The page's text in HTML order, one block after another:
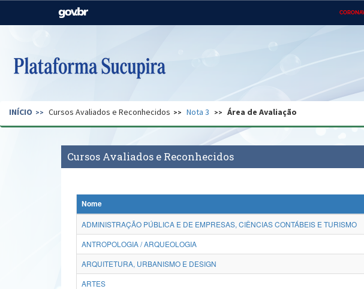
Casa Civil
Pecuária e Abastecimento
Ministério do
Regional
Secretaria de Governo Gabinete de Segurança Advocacia-Geral da
INÍCIO Cursos Avaliados e Reconhecidos Nota 3 Área de Avaliação
Cursos Avaliados e Reconhecidos
Nome
ADMINISTRAÇÃO PÚBLICA E DE EMPRESAS, CIÊNCIAS CONTÁBEIS E TURISMO
ANTROPOLOGIA / ARQUEOLOGIA
ARQUITETURA, URBANISMO E DESIGN
ARTES